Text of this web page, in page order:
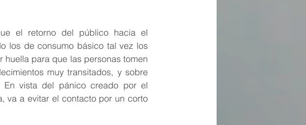
el retorno del público hacia el
los de consumo básico tal vez los
para que las personas tomen
muy transitados, y sobre
vista del pánico creado por el
va a evitar el contacto por un corto